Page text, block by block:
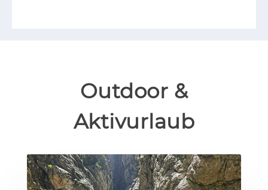
Outdoor &
Aktivurlaub